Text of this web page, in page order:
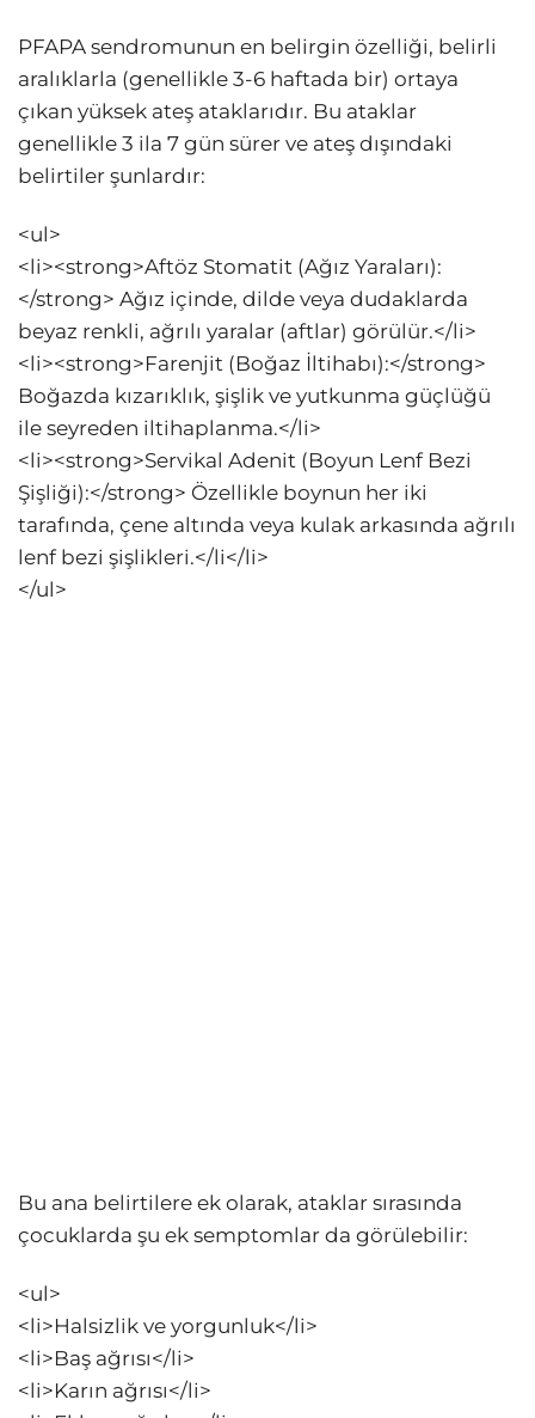
PFAPA sendromunun en belirgin özelliği, belirli
aralıklarla (genellikle 3-6 haftada bir) ortaya
çıkan yüksek ateş ataklarıdır. Bu ataklar
genellikle 3 ila 7 gün sürer ve ateş dışındaki
belirtiler şunlardır:
<ul>
<li><strong>Aftöz Stomatit (Ağız Yaraları):
</strong> Ağız içinde, dilde veya dudaklarda
beyaz renkli, ağrılı yaralar (aftlar) görülür.</li>
<li><strong>Farenjit (Boğaz İltihabı):</strong>
Boğazda kızarıklık, şişlik ve yutkunma güçlüğü
ile seyreden iltihaplanma.</li>
<li><strong>Servikal Adenit (Boyun Lenf Bezi
Şişliği):</strong> Özellikle boynun her iki
tarafında, çene altında veya kulak arkasında ağrılı
lenf bezi şişlikleri.</li</li>
</ul>
Bu ana belirtilere ek olarak, ataklar sırasında
çocuklarda şu ek semptomlar da görülebilir:
<ul>
<li>Halsizlik ve yorgunluk</li>
<li>Baş ağrısı</li>
<li>Karın ağrısı</li>